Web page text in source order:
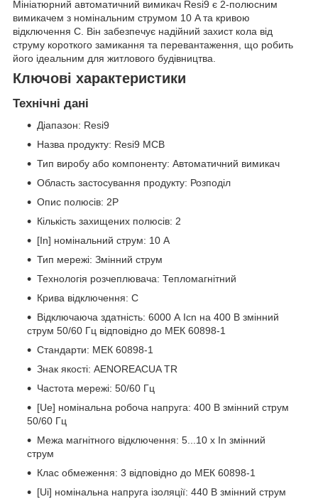
Мініатюрний автоматичний вимикач Resi9 є 2-полюсним
вимикачем з номінальним струмом 10 A та кривою
відключення C. Він забезпечує надійний захист кола від
струму короткого замикання та перевантаження, що робить
його ідеальним для житлового будівництва.
Ключові характеристики
Технічні дані
Діапазон: Resi9
Назва продукту: Resi9 MCB
Тип виробу або компоненту: Автоматичний вимикач
Область застосування продукту: Розподіл
Опис полюсів: 2P
Кількість захищених полюсів: 2
[In] номінальний струм: 10 А
Тип мережі: Змінний струм
Технологія розчеплювача: Тепломагнітний
Крива відключення: C
Відключаюча здатність: 6000 А Icn на 400 В змінний
струм 50/60 Гц відповідно до МЕК 60898-1
Стандарти: МЕК 60898-1
Знак якості: AENOREACUA TR
Частота мережі: 50/60 Гц
[Ue] номінальна робоча напруга: 400 В змінний струм
50/60 Гц
Межа магнітного відключення: 5...10 x In змінний
струм
Клас обмеження: 3 відповідно до МЕК 60898-1
[Ui] номінальна напруга ізоляції: 440 В змінний струм